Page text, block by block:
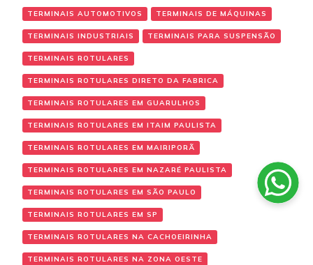
TERMINAIS AUTOMOTIVOS TERMINAIS DE MÁQUINAS
TERMINAIS INDUSTRIAIS TERMINAIS PARA SUSPENSÃO
TERMINAIS ROTULARES
TERMINAIS ROTULARES DIRETO DA FABRICA
TERMINAIS ROTULARES EM GUARULHOS
TERMINAIS ROTULARES EM ITAIM PAULISTA
TERMINAIS ROTULARES EM MAIRIPORÃ
TERMINAIS ROTULARES EM NAZARÉ PAULISTA
TERMINAIS ROTULARES EM SÃO PAULO
TERMINAIS ROTULARES EM SP
TERMINAIS ROTULARES NA CACHOEIRINHA
TERMINAIS ROTULARES NA ZONA OESTE